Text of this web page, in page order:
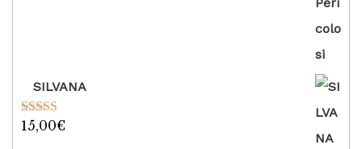
SILVANA
Valutato
15,00€